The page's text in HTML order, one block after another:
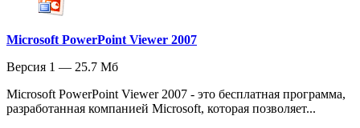
Microsoft PowerPoint Viewer 2007
Версия 1 — 25.7 Мб
Microsoft PowerPoint Viewer 2007 - это бесплатная программа,
разработанная компанией Microsoft, которая позволяет...